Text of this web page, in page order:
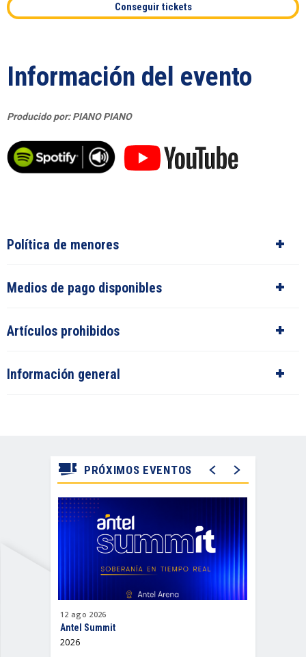
Conseguir tickets
Información del evento
Producido por: PIANO PIANO
Política de menores
Medios de pago disponibles
Artículos prohibidos
Información general
PRÓXIMOS EVENTOS
12 ago 2026
Antel Summit
2026